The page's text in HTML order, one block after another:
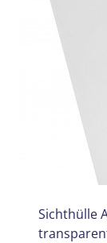
Sichthülle